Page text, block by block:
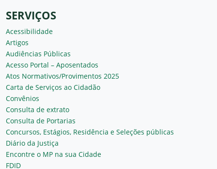
SERVIÇOS
Acessibilidade
Artigos
Audiências Públicas
Acesso Portal – Aposentados
Atos Normativos/Provimentos 2025
Carta de Serviços ao Cidadão
Convênios
Consulta de extrato
Consulta de Portarias
Concursos, Estágios, Residência e Seleções públicas
Diário da Justiça
Encontre o MP na sua Cidade
FDID